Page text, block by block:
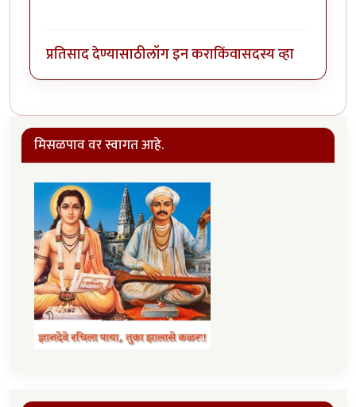
प्रतिसाद देण्यासाठीलॉग इन कराकिंवासदस्य व्हा
मिसळपाव वर स्वागत आहे.